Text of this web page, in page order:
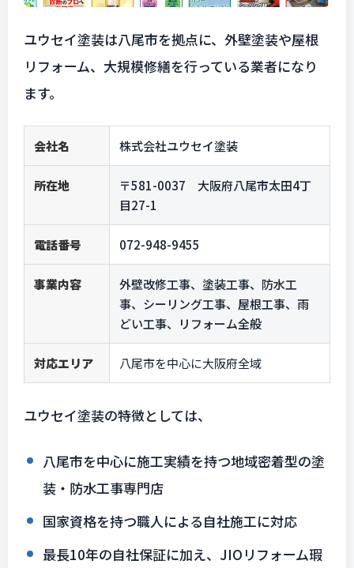
ユウセイ塗装は八尾市を拠点に、外壁塗装や屋根
リフォーム、大規模修繕を行っている業者になり
ます。
会社名 株式会社ユウセイ塗装
所在地
〒581-0037 大阪府八尾市太田4丁
目27-1
電話番号 072-948-9455
事業内容
外壁改修工事、塗装工事、防水工
事、シーリング工事、屋根工事、雨
どい工事、リフォーム全般
対応エリア 八尾市を中心に大阪府全域
ユウセイ塗装の特徴としては、
八尾市を中心に施工実績を持つ地域密着型の塗
装・防水工事専門店
国家資格を持つ職人による自社施工に対応
最長10年の自社保証に加え、JIOリフォーム瑕